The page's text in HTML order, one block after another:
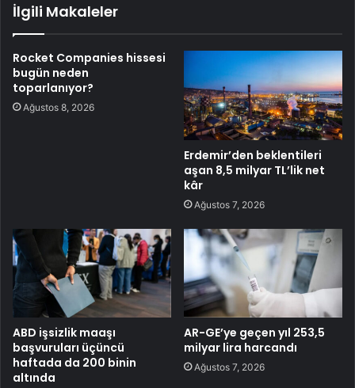
İlgili Makaleler
Rocket Companies hissesi
bugün neden
toparlanıyor?
Ağustos 8, 2026
Erdemir’den beklentileri
aşan 8,5 milyar TL’lik net
kâr
Ağustos 7, 2026
ABD işsizlik maaşı
başvuruları üçüncü
haftada da 200 binin
altında
AR-GE’ye geçen yıl 253,5
milyar lira harcandı
Ağustos 7, 2026